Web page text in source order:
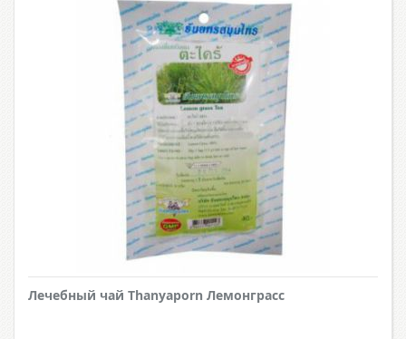
Лечебный чай Thanyaporn Лемонграсс